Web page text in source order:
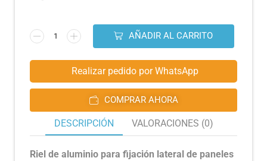
AÑADIR AL CARRITO
Realizar pedido por WhatsApp
COMPRAR AHORA
DESCRIPCIÓN VALORACIONES (0)
Riel de aluminio para fijación lateral de paneles